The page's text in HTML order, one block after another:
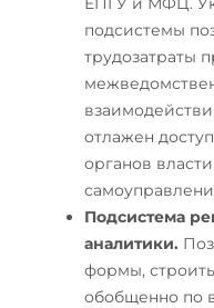
подсистемы
трудозатраты
отлажен
органов
Подсистема
аналитики.
формы,
обобщенно по